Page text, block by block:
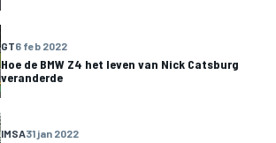
GT6 feb 2022
Hoe de BMW Z4 het leven van Nick Catsburg
veranderde
IMSA31 jan 2022